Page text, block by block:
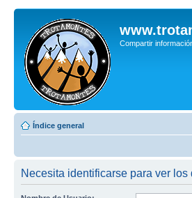
Compartir
Índice general
Necesita identificarse para ver